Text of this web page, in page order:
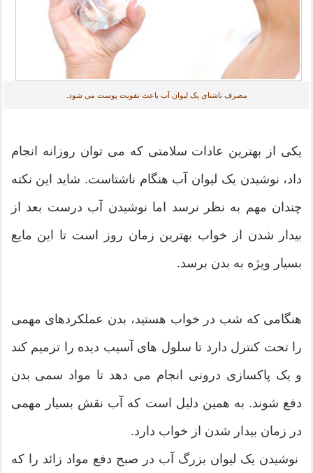
مصرف ناشتای یک لیوان آب باعث تقویت پوست می شود.
یکی از بهترین عادات سلامتی که می توان روزانه انجام
داد، نوشیدن یک لیوان آب هنگام ناشتاست. شاید این نکته
چندان مهم به نظر نرسد اما نوشیدن آب درست بعد از
بیدار شدن از خواب بهترین زمان روز است تا این مایع
بسیار ویژه به بدن برسد.
هنگامی که شب در خواب هستید، بدن عملکردهای مهمی
را تحت کنترل دارد تا سلول های آسیب دیده را ترمیم کند
و یک پاکسازی درونی انجام می دهد تا مواد سمی بدن
دفع شوند. به همین دلیل است که آب نقش بسیار مهمی
در زمان بیدار شدن از خواب دارد.
نوشیدن یک لیوان بزرگ آب در صبح دفع مواد زائد را که